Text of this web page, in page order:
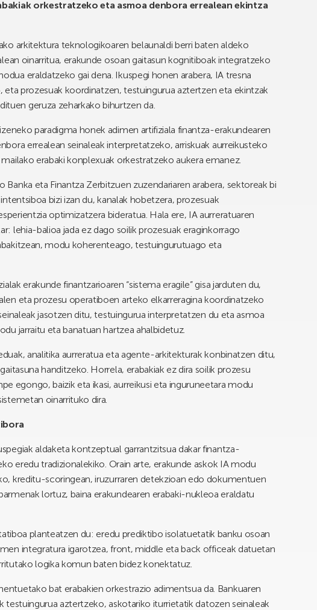
orkestratzeko eta asmoa denbora errealean ekintza
arkitektura teknologikoaren belaunaldi berri baten aldeko
oinarritua, erakunde osoan gaitasun kognitiboak integratzeko
eraldatzeko gai dena. Ikuspegi honen arabera, IA tresna
eta prozesuak koordinatzen, testuingurua aztertzen eta ekintzak
geruza zeharkako bihurtzen da.
paradigma honek adimen artifiziala finantza-erakundearen
errealean seinaleak interpretatzeko, arriskuak aurreikusteko
erabaki konplexuak orkestratzeko aukera emanez.
Banka eta Finantza Zerbitzuen zuzendariaren arabera, sektoreak bi
bizi izan du, kanalak hobetzera, prozesuak
optimizatzera bideratua. Hala ere, IA aurreratuaren
lehia-balioa jada ez dago soilik prozesuak eraginkorrago
modu koherenteago, testuingurutuago eta
erakunde finantzarioaren “sistema eragile” gisa jarduten du,
eta prozesu operatiboen arteko elkarreragina koordinatzeko
jasotzen ditu, testuingurua interpretatzen du eta asmoa
jarraitu eta banatuan hartzea ahalbidetuz.
analitika aurreratua eta agente-arkitekturak konbinatzen ditu,
handitzeko. Horrela, erabakiak ez dira soilik prozesu
egongo, baizik eta ikasi, aurreikusi eta inguruneetara modu
oinarrituko dira.
aldaketa kontzeptual garrantzitsua dakar finantza-
eredu tradizionalekiko. Orain arte, erakunde askok IA modu
kreditu-scoringean, iruzurraren detekzioan edo dokumentuen
lortuz, baina erakundearen erabaki-nukleoa eraldatu
planteatzen du: eredu prediktibo isolatuetatik banku osoan
integratura igarotzea, front, middle eta back officeak datuetan
logika komun baten bidez konektatuz.
bat erabakien orkestrazio adimentsua da. Bankuaren
testuingurua aztertzeko, askotariko iturrietatik datozen seinaleak